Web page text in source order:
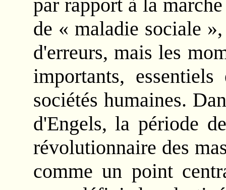
par rapport à la
de « maladie sociale
d'erreurs, mais les
importants,
sociétés humaines.
d'Engels, la période
révolutionnaire des
comme un point